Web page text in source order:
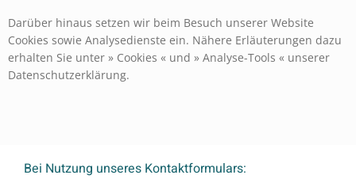
Darüber hinaus setzen wir beim Besuch unserer Website
Cookies sowie Analysedienste ein. Nähere Erläuterungen dazu
erhalten Sie unter » Cookies « und » Analyse-Tools « unserer
Datenschutzerklärung.
Bei Nutzung unseres Kontaktformulars: